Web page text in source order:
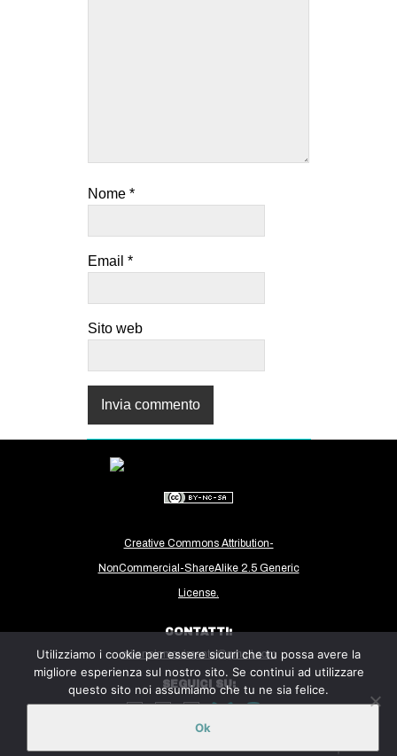
Nome *
Email *
Sito web
Creative Commons Attribution-
NonCommercial-ShareAlike 2.5 Generic
License.
CONTATTI:
milanoinmovimento@gmail.com
SEGUICI SU:
Utilizziamo i cookie per essere sicuri che tu possa avere la
migliore esperienza sul nostro sito. Se continui ad utilizzare
questo sito noi assumiamo che tu ne sia felice.
Ok